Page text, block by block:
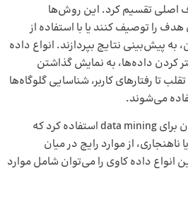
اصلی تقسیم کرد. این روش‌ها
را توصیف کنند یا با استفاده از
به پیش‌بینی نتایج بپردازند. انواع داده
کردن داده‌ها، به نمایش گذاشتن
تا رفتارهای کاربر، شناسایی گلوگاه‌ها
می‌شوند.
تکنیک‌های مختلفی را می‌توان برای data mining استفاده کرد که
از موارد رایج در میان
انواع داده کاوی را می‌توان شامل موارد